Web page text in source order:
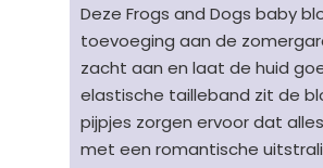
bloomer
meisje
Bubble
-
bubbeltjesstof
zalmroze
Deze Frogs and Dogs baby
toevoeging aan de
zacht aan en laat de huid
elastische tailleband zit de
pijpjes zorgen ervoor dat
met een romantische